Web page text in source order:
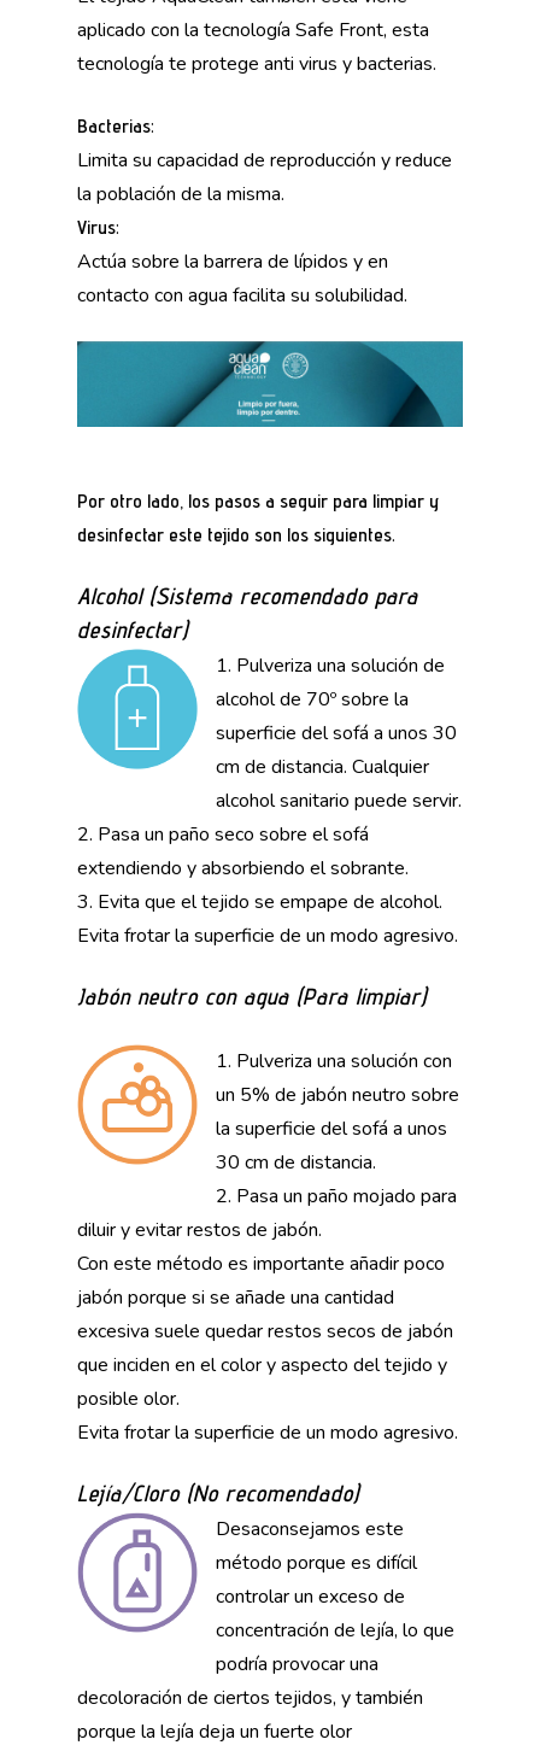
aplicado con la tecnología Safe Front, esta
tecnología te protege anti virus y bacterias.
Bacterias:
Limita su capacidad de reproducción y reduce
la población de la misma.
Virus:
Actúa sobre la barrera de lípidos y en
contacto con agua facilita su solubilidad.
Por otro lado, los pasos a seguir para limpiar y
desinfectar este tejido son los siguientes.
Alcohol (Sistema recomendado para
desinfectar)
1. Pulveriza una solución de
alcohol de 70º sobre la
superficie del sofá a unos 30
cm de distancia. Cualquier
alcohol sanitario puede servir.
2. Pasa un paño seco sobre el sofá
extendiendo y absorbiendo el sobrante.
3. Evita que el tejido se empape de alcohol.
Evita frotar la superficie de un modo agresivo.
Jabón neutro con agua (Para limpiar)
1. Pulveriza una solución con
un 5% de jabón neutro sobre
la superficie del sofá a unos
30 cm de distancia.
2. Pasa un paño mojado para
diluir y evitar restos de jabón.
Con este método es importante añadir poco
jabón porque si se añade una cantidad
excesiva suele quedar restos secos de jabón
que inciden en el color y aspecto del tejido y
posible olor.
Evita frotar la superficie de un modo agresivo.
Lejía/Cloro (No recomendado)
Desaconsejamos este
método porque es difícil
controlar un exceso de
concentración de lejía, lo que
podría provocar una
decoloración de ciertos tejidos, y también
porque la lejía deja un fuerte olor